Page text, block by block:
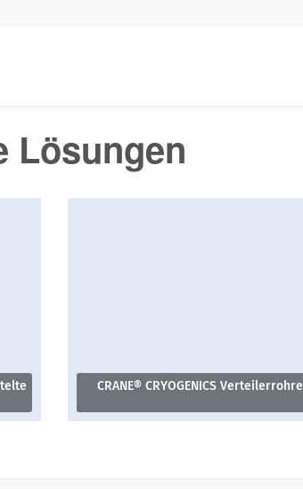
Lösungen
CRANE® CRYOGENICS Verteilerrohre